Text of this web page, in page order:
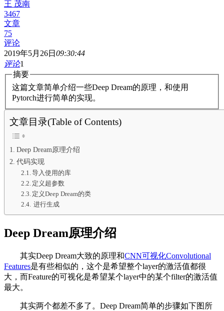
王 茂南
3467
文章
75
评论
2019年5月26日 09:30:44
评论1
摘要
这篇文章简单介绍一些Deep Dream的原理，和使用
Pytorch进行简单的实现。
文章目录(Table of Contents)
Deep Dream原理介绍
代码实现
导入使用的库
定义超参数
定义Deep Dream的类
进行生成
Deep Dream原理介绍
其实Deep Dream大致的原理和CNN可视化Convolutional
Features是有些相似的，这个是希望整个layer的激活值都很
大，而Feature的可视化是希望某个layer中的某个filter的激活值
最大。
其实两个都差不多了。Deep Dream简单的步骤如下图所